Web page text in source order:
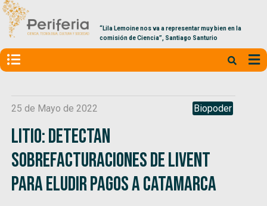
“Lila Lemoine nos va a representar muy bien en la
comisión de Ciencia”, Santiago Santurio
25 de Mayo de 2022 Biopoder
Litio: Detectan
sobrefacturaciones de Livent
para eludir pagos a Catamarca